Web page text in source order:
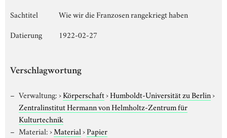
Sachtitel
Wie wir die Franzosen rangekriegt haben
Datierung
1922-02-27
Verschlagwortung
Verwaltung:›Körperschaft›Humboldt-Universität zu Berlin›
Zentralinstitut Hermann von Helmholtz-Zentrum für
Kulturtechnik
Material:›Material›Papier